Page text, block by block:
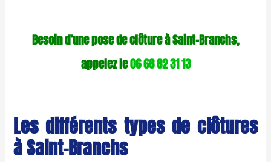
Besoin d’une pose de clôture à Saint-Branchs,
appelez le06 68 82 31 13
Les différents types de clôtures
à Saint-Branchs